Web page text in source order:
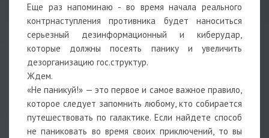
Еще раз напоминаю - во время начала реального
контрнаступления противника будет наноситься
серьезный дезинформационный и киберудар,
которые должны посеять панику и увеличить
дезорганизацию гос.структур.
Ждем.
«Не паникуй!» — это первое и самое важное правило,
которое следует запомнить любому, кто собирается
путешествовать по галактике. Если найдете способ
не паниковать во время своих приключений, то вы